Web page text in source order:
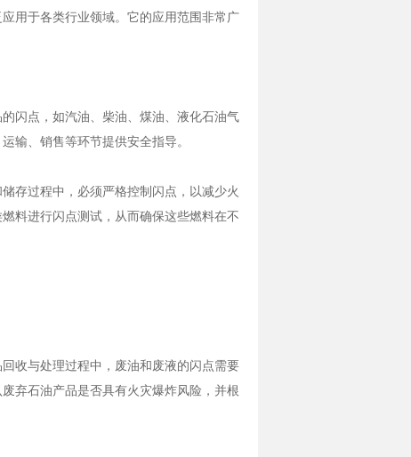
用于各类行业领域。它的应用范围非常广
闪点，如汽油、柴油、煤油、液化石油气
输、销售等环节提供安全指导。
存过程中，必须严格控制闪点，以减少火
料进行闪点测试，从而确保这些燃料在不
收与处理过程中，废油和废液的闪点需要
弃石油产品是否具有火灾爆炸风险，并根